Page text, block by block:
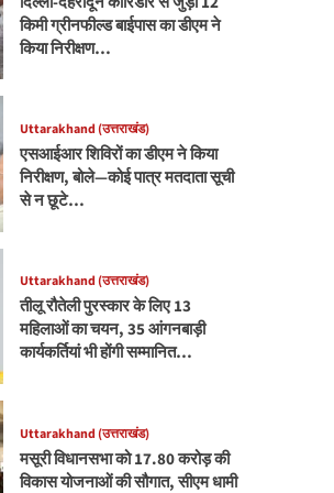
किमी ग्रीनफील्ड बाईपास का डीएम ने
किया निरीक्षण…
Uttarakhand (उत्तराखंड)
एसआईआर शिविरों का डीएम ने किया
निरीक्षण, बोले—कोई पात्र मतदाता सूची
से न छूटे…
Uttarakhand (उत्तराखंड)
तीलू रौतेली पुरस्कार के लिए 13
महिलाओं का चयन, 35 आंगनबाड़ी
कार्यकर्तियां भी होंगी सम्मानित…
Uttarakhand (उत्तराखंड)
मसूरी विधानसभा को 17.80 करोड़ की
विकास योजनाओं की सौगात, सीएम धामी